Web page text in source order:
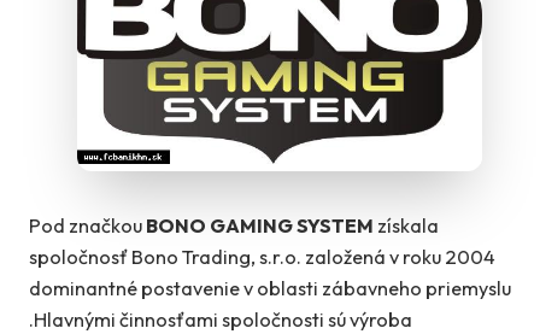
Pod značkou BONO GAMING SYSTEM získala
spoločnosť Bono Trading, s.r.o. založená v roku 2004
dominantné postavenie v oblasti zábavneho priemyslu
.Hlavnými činnosťami spoločnosti sú výroba